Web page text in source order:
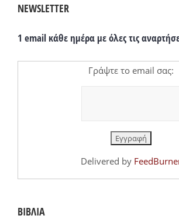
NEWSLETTER
1 email κάθε ημέρα με όλες τις
Γράψτε το email σας:
Delivered by
ΒΙΒΛΙΑ